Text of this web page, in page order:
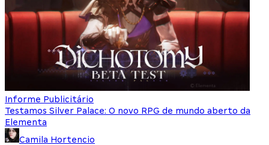
Informe Publicitário
Testamos Silver Palace: O novo RPG de mundo aberto da
Elementa
Camila Hortencio